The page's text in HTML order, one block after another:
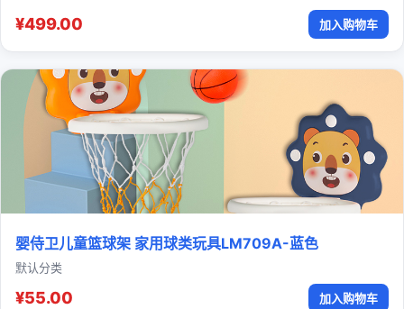
¥499.00 加入购物车
婴侍卫儿童篮球架 家用球类玩具LM709A-蓝色
默认分类
¥55.00 加入购物车